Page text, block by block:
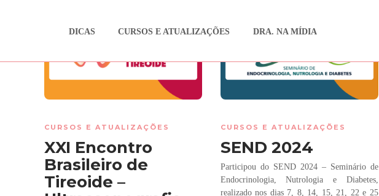
DICAS CURSOS E ATUALIZAÇÕES DRA. NA MÍDIA
CURSOS E ATUALIZAÇÕES
XXI Encontro
Brasileiro de
Tireoide –
CURSOS E ATUALIZAÇÕES
SEND 2024
Participou do SEND 2024 – Seminário de
Endocrinologia, Nutrologia e Diabetes,
realizado nos dias 7, 8, 14, 15, 21, 22 e 25